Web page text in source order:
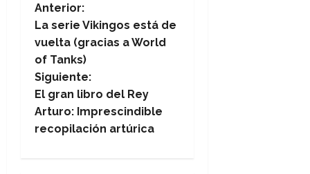
N
a
v
e
g
Anterior:
La serie Vikingos está de
vuelta (gracias a World
of Tanks)
Siguiente:
El gran libro del Rey
Arturo: Imprescindible
recopilación artúrica